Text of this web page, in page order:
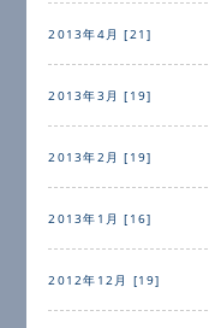
2013年4月 [21]
2013年3月 [19]
2013年2月 [19]
2013年1月 [16]
2012年12月 [19]